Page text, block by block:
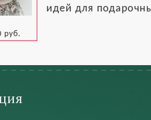
руб.
идей для